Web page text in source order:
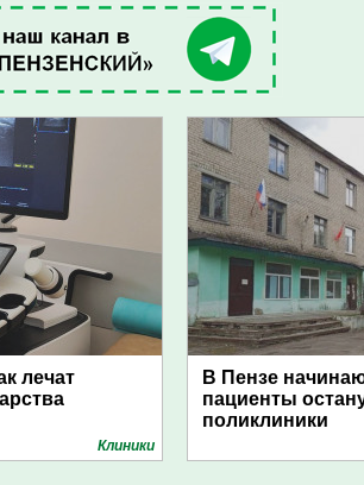
лечат
Клиники
В Пензе
пациенты
поликлиники